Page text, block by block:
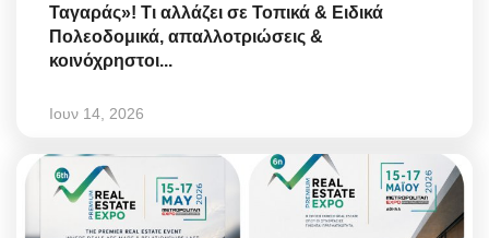
Ταγαράς»! Τι αλλάζει σε Τοπικά & Ειδικά
Πολεοδομικά, απαλλοτριώσεις &
κοινόχρηστοι...
Ιουν 14, 2026